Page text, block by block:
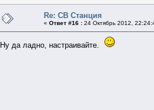
Re: СВ Станция
« Ответ #16 : 24 Октябрь 2012,
Ну да ладно, настраивайте.